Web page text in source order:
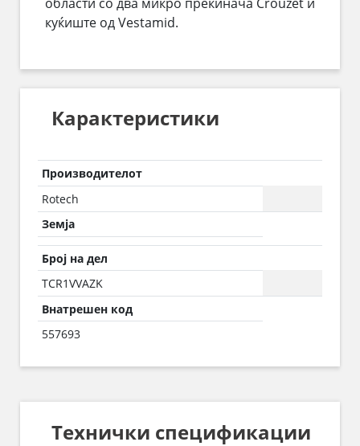
куќиште од Vestamid.
Карактеристики
Производителот
Rotech
Земја
Број на дел
TCR1VVAZK
Внатрешен код
557693
Технички спецификации